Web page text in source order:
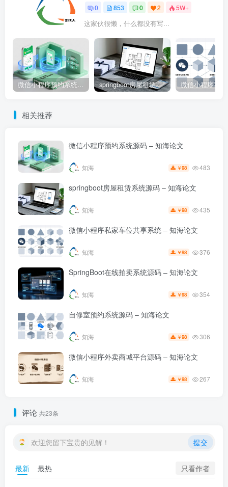
0 853 0 2 5W+
这家伙很懒，什么都没有写...
微信小程序预约系统源码 – 知海论文 springboot房屋租赁系统源码 – 知海论文
相关推荐
微信小程序预约系统源码 – 知海论文
知海 ￥98 483
springboot房屋租赁系统源码 – 知海论文
知海 ￥98 435
微信小程序私家车位共享系统 – 知海论文
知海 ￥98 376
SpringBoot在线拍卖系统源码 – 知海论文
知海 ￥98 354
自修室预约系统源码 – 知海论文
知海 ￥98 306
微信小程序外卖商城平台源码 – 知海论文
知海 ￥98 267
评论 共23条
欢迎您留下宝贵的见解！ 提交
最新 最热 只看作者